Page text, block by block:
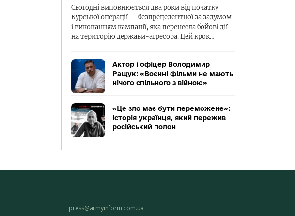
Сьогодні виповнюється два роки від початку
Курської операції — безпрецедентної за задумом
і виконанням кампанії, яка перенесла бойові дії
на територію держави-агресора. Цей крок…
Актор і офіцер Володимир
Ращук: «Воєнні фільми не мають
нічого спільного з війною»
«Це зло має бути переможене»:
історія українця, який пережив
російський полон
press@armyinform.com.ua